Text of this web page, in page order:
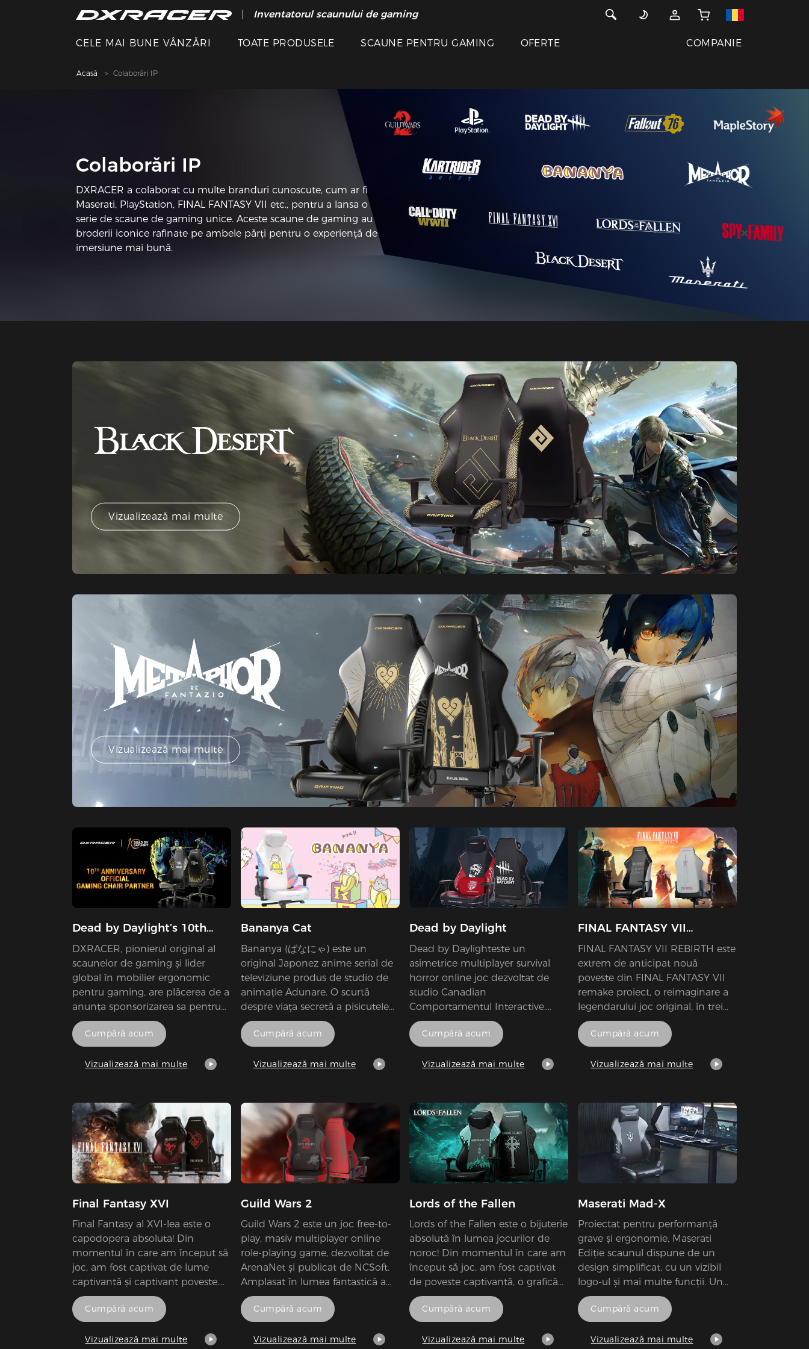
Inventatorul scaunului de gaming
CELE MAI BUNE VÂNZĂRI TOATE PRODUSELE SCAUNE PENTRU GAMING OFERTE COMPANIE
Acasă Colaborări IP
Colaborări IP
DXRACER a colaborat cu multe branduri cunoscute, cum ar fi
Maserati, PlayStation, FINAL FANTASY VII etc., pentru a lansa o
serie de scaune de gaming unice. Aceste scaune de gaming au
broderii iconice rafinate pe ambele părți pentru o experiență de
imersiune mai bună.
Vizualizează mai multe
Vizualizează mai multe
Dead by Daylight’s 10th
DXRACER, pionierul original al
scaunelor de gaming și lider
global în mobilier ergonomic
pentru gaming, are plăcerea de a
anunța sponsorizarea sa pentru
celebrarea oficială a celei de-a
10-a aniversări Dead by Daylight,
oferind o colecție exclusivă de
scaune de gaming din seria
întregului eveniment de referință.
Cumpără acum
Vizualizează mai multe
Bananya Cat
Bananya (ばなにゃ) este un
original Japonez anime serial de
televiziune produs de studio de
animație Adunare. O scurtă
despre viața secretă a pisicutele
care trăiesc în banane! "Bananya"
nu sunt nici pisici, nici banane,
dar pisicile sunt ascunse în
banane. Ei vin și să se joace
Cumpără acum
Vizualizează mai multe
Dead by Daylight
Dead by Daylighteste un
asimetrice multiplayer survival
horror online joc dezvoltat de
studio Canadian
Comportamentul Interactive.
Dead by Daylight este un
asimetrice joc de groază în cazul
în care un jucător este Ucigașul și
alte patru sunt Supraviețuitori.
cinci din șapte generatoare
împrăștiate de-a lungul pentru a
alimenta două porțile de ieșire.
Criminalul trebuie să trage în
țeapă pe toți Supraviețuitorii de
pe cârlige înainte ca acestea să
sacrificat pentru o forță malefică
cunoscut ca Entitate.
Cumpără acum
Vizualizează mai multe
FINAL FANTASY VII
FINAL FANTASY VII REBIRTH este
extrem de anticipat nouă
poveste din FINAL FANTASY VII
remake proiect, o reimaginare a
legendarului joc original, în trei
independentă titluri de creatorii
sai original. În acest joc, jucătorii
se vor bucura de diverse
elemente noi ca povestea se
din original FINAL FANTASY VII.
Cumpără acum
Vizualizează mai multe
Final Fantasy XVI
Final Fantasy al XVI-lea este o
capodopera absoluta! Din
momentul în care am început să
joc, am fost captivat de lume
captivantă și captivant poveste.
Grafica sunt uimitoare,
gameplay-ul este neted, iar
atentia la detalii este de neegalat.
Dezvoltatorii s-au întrecut pe ei
Cumpără acum
Vizualizează mai multe
Guild Wars 2
Guild Wars 2 este un joc free-to-
play, masiv multiplayer online
role-playing game, dezvoltat de
ArenaNet și publicat de NCSoft.
Amplasat în lumea fantastică a
Tyria, joc de bază urmează re-
apariția de Destiny ' s Edge, un
desfiintat breasla dedicată luptei
împotriva Elder Dragons, colosal
Cumpără acum
Vizualizează mai multe
Lords of the Fallen
Lords of the Fallen este o bijuterie
absolută în lumea jocurilor de
noroc! Din momentul în care am
început să joc, am fost captivat
de poveste captivantă, o grafică
uimitoare și gameplay-ul
provocator. Dezvoltatorii s-au
întrecut pe ei înșiși cu această
capodoperă. Fiecare aspect al
Cumpără acum
Vizualizează mai multe
Maserati Mad-X
Proiectat pentru performanță
grave și ergonomie, Maserati
Ediție scaunul dispune de un
design simplificat, cu un vizibil
logo-ul și mai multe funcții. Un
maestru combinație de stil și
confort.
Cumpără acum
Vizualizează mai multe